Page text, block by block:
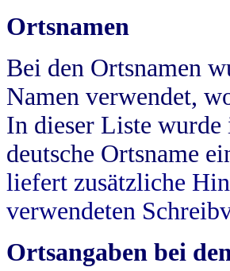
Ortsnamen
Bei den Ortsnamen
Namen verwendet,
In dieser Liste
deutsche Ortsname
liefert zusätzliche
verwendeten
Ortsangaben bei